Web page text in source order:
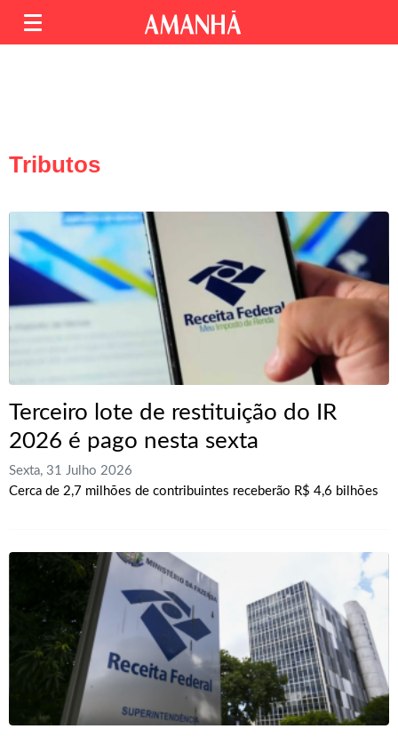
Tributos
Terceiro lote de restituição do IR
2026 é pago nesta sexta
Sexta, 31 Julho 2026
Cerca de 2,7 milhões de contribuintes receberão R$ 4,6 bilhões